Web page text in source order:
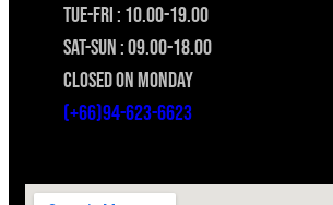
TUE-FRI : 10.00-19.00
SAT-SUN : 09.00-18.00
CLOSED ON MONDAY
(+66)94-623-6623